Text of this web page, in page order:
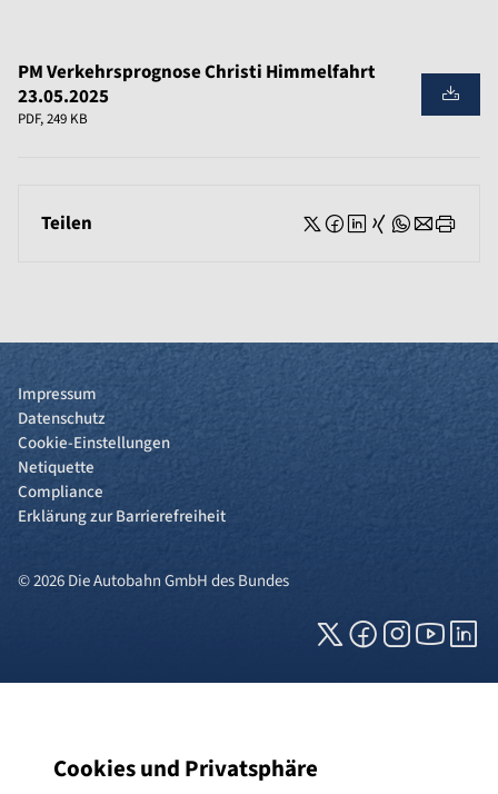
PM Verkehrsprognose Christi Himmelfahrt
23.05.2025
PDF, 249 KB
Teilen
Impressum
Datenschutz
Cookie-Einstellungen
Netiquette
Compliance
Erklärung zur Barrierefreiheit
© 2026 Die Autobahn GmbH des Bundes
Cookies und Privatsphäre